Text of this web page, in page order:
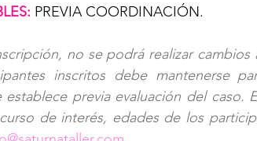
PREVIA COORDINACIÓN.
no se podrá realizar
inscritos debe mantenerse
previa evaluación del caso.
de interés, edades de los